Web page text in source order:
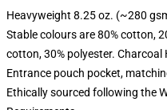
Heavyweight 8.25 oz. (~280
Stable colours are 80% cotton,
cotton, 30% polyester. Charcoal
Entrance pouch pocket,
Ethically sourced following the